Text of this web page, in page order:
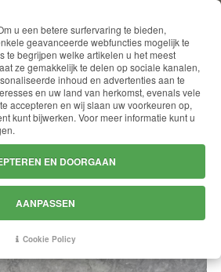
GREY
u een betere surfervaring te bieden,
geavanceerde webfuncties mogelijk te
te begrijpen welke artikelen u het meest
ze gemakkelijk te delen op sociale kanalen,
inhoud en advertenties aan te
en uw land van herkomst, evenals vele
accepteren en wij slaan uw voorkeuren op,
kunt bijwerken. Voor meer informatie kunt u
EN DOORGAAN
AANPASSEN
Cookie Policy